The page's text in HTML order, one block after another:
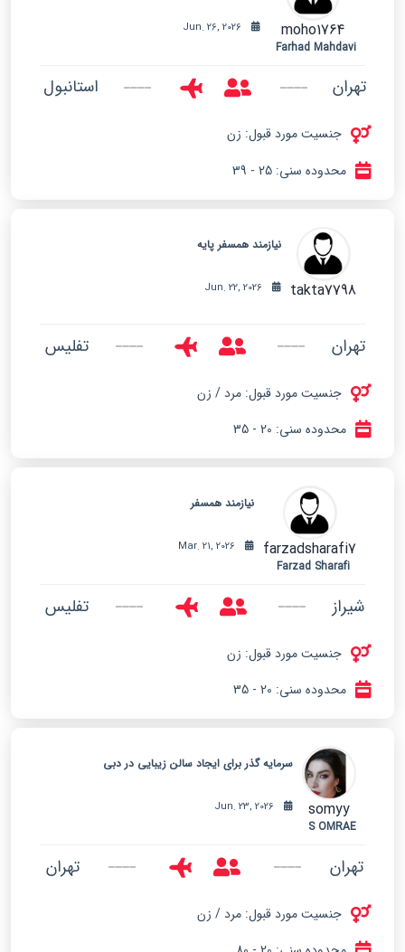
moho1764
Farhad Mahdavi
تهران استانبول
جنسیت مورد قبول: زن
محدوده سنی: 25 - 39
takta7798
نیازمند همسفر پایه
تهران تفلیس
جنسیت مورد قبول: مرد / زن
محدوده سنی: 20 - 35
farzadsharafi7
Farzad Sharafi
نیازمند همسفر
شیراز تفلیس
جنسیت مورد قبول: زن
محدوده سنی: 20 - 35
somyy
S OMRAE
سرمایه گذر برای ایجاد سالن زیبایی در دبی
تهران تهران
جنسیت مورد قبول: مرد / زن